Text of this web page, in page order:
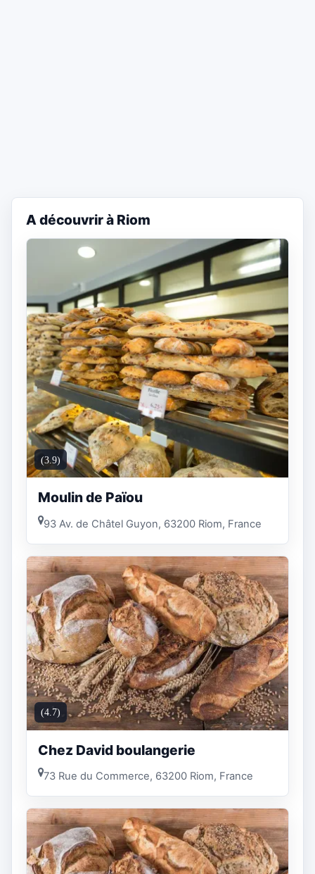
A découvrir à Riom
(3.9)
Moulin de Païou
93 Av. de Châtel Guyon, 63200 Riom, France
(4.7)
Chez David boulangerie
73 Rue du Commerce, 63200 Riom, France